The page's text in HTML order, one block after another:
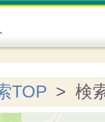
TOP > 検